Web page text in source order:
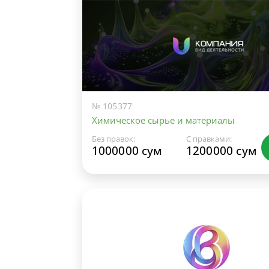
№ 105377
Химическое сырье и материалы
Без правок:
1000000 сум
С правками:
1200000 сум